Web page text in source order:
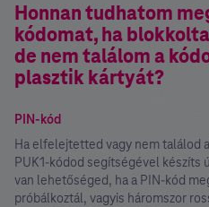
Honnan tudhatom
kódomat, ha
de nem találom a
plasztik kártyát?
PIN-kód
Ha elfelejtetted vagy nem találod
PUK1-kódod segítségével készíts
van lehetőséged, ha a PIN-kód
próbálkoztál, vagyis háromszor